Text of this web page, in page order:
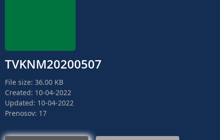
TVKNM20200507
File size: 36.00 KB
Created: 10-04-2022
Updated: 10-04-2022
Prenosov: 17